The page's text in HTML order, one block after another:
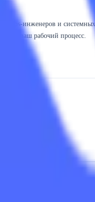
инженеров и
в ваш рабочий процесс.
в логах